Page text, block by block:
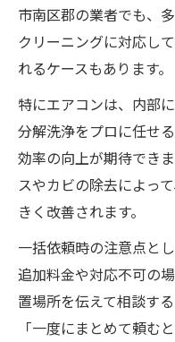
市南区郡の業者でも、
クリーニングに対応し
れるケースもあります。
特にエアコンは、内部
分解洗浄をプロに任せ
効率の向上が期待でき
スやカビの除去によっ
きく改善されます。
一括依頼時の注意点と
追加料金や対応不可の
置場所を伝えて相談す
「一度にまとめて頼む